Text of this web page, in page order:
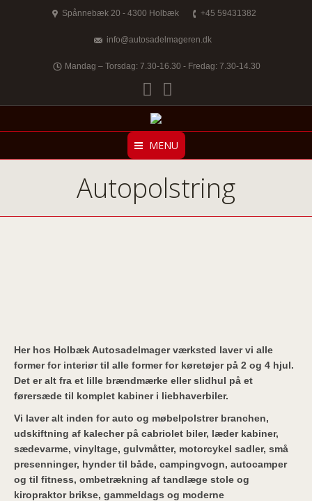
Spånnebæk 20 - 4300 Holbæk +45 59431382
info@autosadelmageren.dk
Mandag – Torsdag: 7.30-16.30 - Fredag: 7.30-14.30
Facebook
MENU
Autopolstring
Her hos Holbæk Autosadelmager værksted laver vi alle
former for interiør til alle former for køretøjer på 2 og 4 hjul.
Det er alt fra et lille brændmærke eller slidhul på et
førersæde til komplet kabiner i liebhaverbiler.
Vi laver alt inden for auto og møbelpolstrer branchen,
udskiftning af kalecher på cabriolet biler, læder kabiner,
sædevarme, vinyltage, gulvmåtter, motorcykel sadler, små
presenninger, hynder til både, campingvogn, autocamper
og til fitness, ombetrækning af tandlæge stole og
kiropraktor brikse, gammeldags og moderne